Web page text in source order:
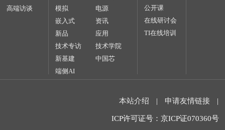
高端访谈
模拟
电源
嵌入式
资讯
新品
应用
技术专访
技术学院
新基建
中国芯
端侧AI
公开课
在线研讨会
TI在线培训
本站介绍 | 申请友情链接 |
ICP许可证号：京ICP证070360